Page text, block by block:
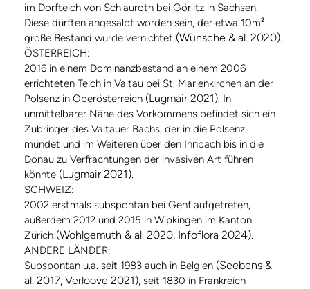
im Dorfteich von Schlauroth bei Görlitz in Sachsen.
Diese dürften angesalbt worden sein, der etwa 10m²
große Bestand wurde vernichtet (Wünsche & al. 2020).
ÖSTERREICH:
2016 in einem Dominanzbestand an einem 2006
errichteten Teich in Valtau bei St. Marienkirchen an der
Polsenz in Oberösterreich (Lugmair 2021). In
unmittelbarer Nähe des Vorkommens befindet sich ein
Zubringer des Valtauer Bachs, der in die Polsenz
mündet und im Weiteren über den Innbach bis in die
Donau zu Verfrachtungen der invasiven Art führen
könnte (Lugmair 2021).
SCHWEIZ:
2002 erstmals subspontan bei Genf aufgetreten,
außerdem 2012 und 2015 in Wipkingen im Kanton
Zürich (Wohlgemuth & al. 2020, Infoflora 2024).
ANDERE LÄNDER:
Subspontan u.a. seit 1983 auch in Belgien (Seebens &
al. 2017, Verloove 2021), seit 1830 in Frankreich